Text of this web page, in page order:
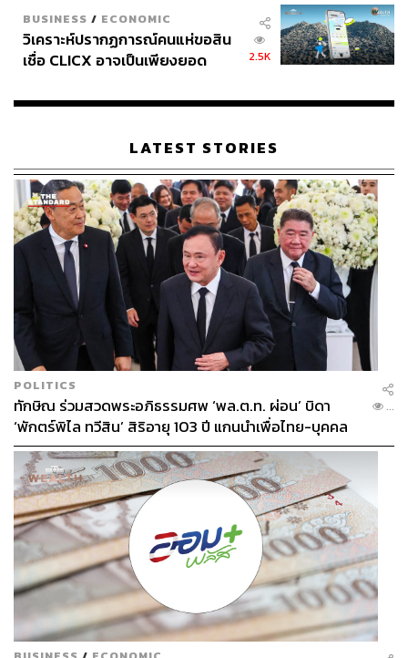
BUSINESS / ECONOMIC
วิเคราะห์ปรากฏการณ์คนแห่ขอสิน
เชื่อ CLICX อาจเป็นเพียงยอด
เรือนไทยที่ถูกซุกไว้
2.5K
LATEST STORIES
POLITICS
ทักษิณ ร่วมสวดพระอภิธรรมศพ ‘พล.ต.ท. ผ่อน’ บิดา
‘พักตร์พิไล ทวีสิน’ สิริอายุ 103 ปี แกนนำเพื่อไทย-บุคคล
หลากวงการร่วมอาลัย
...